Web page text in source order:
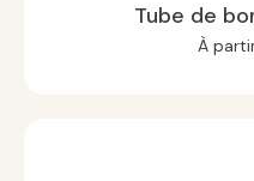
Tube de
À